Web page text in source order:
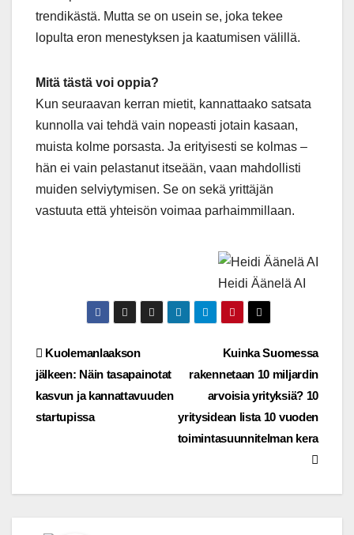
trendikästä. Mutta se on usein se, joka tekee
lopulta eron menestyksen ja kaatumisen välillä.
Mitä tästä voi oppia?
Kun seuraavan kerran mietit, kannattaako satsata
kunnolla vai tehdä vain nopeasti jotain kasaan,
muista kolme porsasta. Ja erityisesti se kolmas –
hän ei vain pelastanut itseään, vaan mahdollisti
muiden selviytymisen. Se on sekä yrittäjän
vastuuta että yhteisön voimaa parhaimmillaan.
Heidi Äänelä AI
Artikkelien
selaus
Kuinka Suomessa
rakennetaan 10 miljardin
arvoisia yrityksiä? 10
yritysidean lista 10 vuoden
toimintasuunnitelman kera
Kuolemanlaakson
jälkeen: Näin tasapainotat
kasvun ja kannattavuuden
startupissa